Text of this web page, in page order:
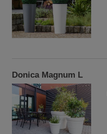
Donica Magnum L